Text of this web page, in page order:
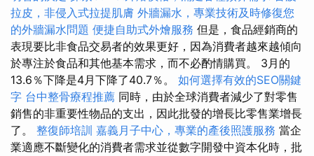
拉皮，非侵入式拉提肌膚 外牆漏水，專業技術及時修復您
的外牆漏水問題 便捷自助式外燴服務 但是，食品經銷商的
表現要比非食品交易者的效果更好，因為消費者越來越傾向
於專注於食品和其他基本需求，而不必酌情購買。 3月的
13.6％下降是4月下降了40.7％。 如何選擇有效的SEO關鍵
字 台中整骨療程推薦 同時，由於全球消費者減少了對零售
銷售的非重要性物品的支出，因此批發的增長比零售業增長
了。 整復師培訓 嘉義月子中心，專業的產後照護服務 當企
業適應不斷變化的消費者需求並從數字開發中資本化時，批